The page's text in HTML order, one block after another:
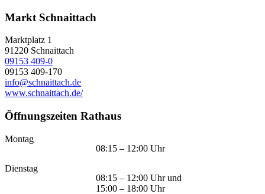
Markt Schnaittach
Marktplatz 1
91220 Schnaittach
09153 409-0
09153 409-170
info@schnaittach.de
www.schnaittach.de/
Öffnungszeiten Rathaus
Montag
08:15 – 12:00 Uhr
Dienstag
08:15 – 12:00 Uhr und
15:00 – 18:00 Uhr